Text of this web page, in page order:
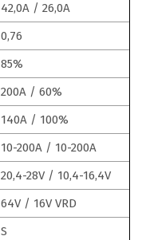
42,0A / 26,0A
0,76
85%
200A / 60%
140A / 100%
10-200A / 10-200A
20,4-28V / 10,4-16,4V
64V / 16V VRD
S